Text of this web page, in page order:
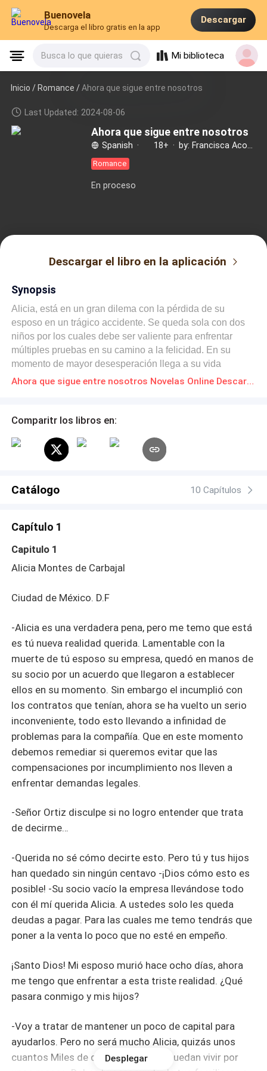
Buenovela
Descarga el libro gratis en la app
Descargar
Busca lo que quieras Mi biblioteca
Inicio /Romance /Ahora que sigue entre nosotros
Last Updated: 2024-08-06
Ahora que sigue entre nosotros
Spanish · 18+ ·
Romance
En proceso
Descargar el libro en la aplicación
Synopsis
Alicia, está en un gran dilema con la pérdida de su
esposo en un trágico accidente. Se queda sola con dos
niños por los cuales debe ser valiente para enfrentar
múltiples pruebas en su camino a la felicidad. En su
momento de mayor desesperación llega a su vida
Maximiliano un hombre dominante que se cree el dueño
que este posesivo hombre no es solo su futuro amor si no
Ahora que sigue entre nosotros Novelas Online Descarga gratuita de PDF
Comparitr los libros en:
Catálogo 10 Capítulos
Capítulo 1
Capitulo 1
Alicia Montes de Carbajal
Ciudad de México. D.F
-Alicia es una verdadera pena, pero me temo que está
es tú nueva realidad querida. Lamentable con la
muerte de tú esposo su empresa, quedó en manos de
su socio por un acuerdo que llegaron a establecer
ellos en su momento. Sin embargo el incumplió con
los contratos que tenían, ahora se ha vuelto un serio
inconveniente, todo esto llevando a infinidad de
problemas para la compañía. Que en este momento
debemos remediar si queremos evitar que las
compensaciones por incumplimiento nos lleven a
enfrentar demandas legales.
-Señor Ortiz disculpe si no logro entender que trata
de decirme…
-Querida no sé cómo decirte esto. Pero tú y tus hijos
han quedado sin ningún centavo -¡Dios cómo esto es
posible! -Su socio vacío la empresa llevándose todo
con él mí querida Alicia. A ustedes solo les queda
deudas a pagar. Para las cuales me temo tendrás que
poner a la venta lo poco que no esté en empeño.
¡Santo Dios! Mi esposo murió hace ocho días, ahora
me tengo que enfrentar a esta triste realidad. ¿Qué
pasara conmigo y mis hijos?
-Voy a tratar de mantener un poco de capital para
ayudarlos. Pero no será mucho Alicia, quizás unos
cuantos Miles de dólares para que puedan vivir por
Desplegar